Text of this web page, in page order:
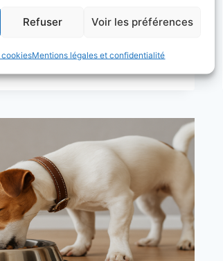
Refuser Voir les préférences
cookiesMentions légales et confidentialité
capitale d’une bonne laisse
Avec…
LAISSE
GROS
CARACTÈRE